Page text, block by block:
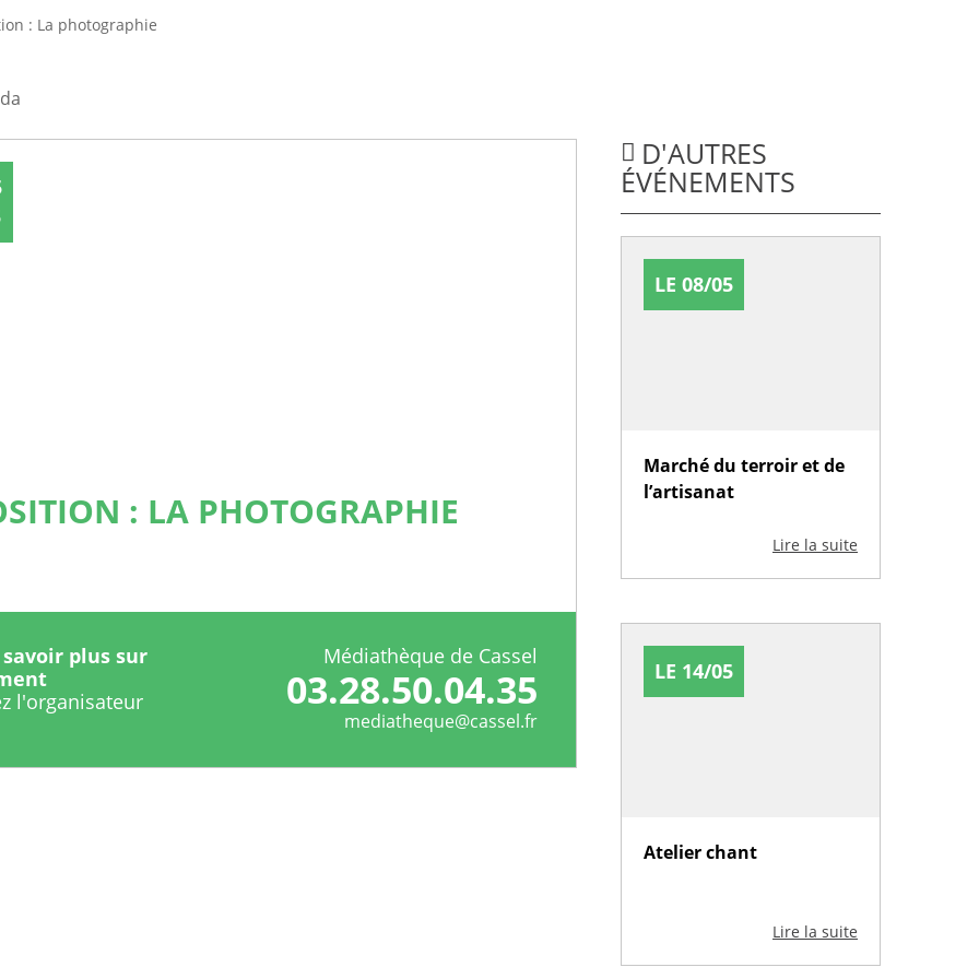
: La photographie
: LA PHOTOGRAPHIE
plus sur
l'organisateur
Médiathèque de Cassel
03.28.50.04.35
mediatheque@cassel.fr
D'AUTRES
ÉVÉNEMENTS
LE 08/05
Marché du terroir et de
l’artisanat
Lire la suite
LE 14/05
Atelier chant
Lire la suite